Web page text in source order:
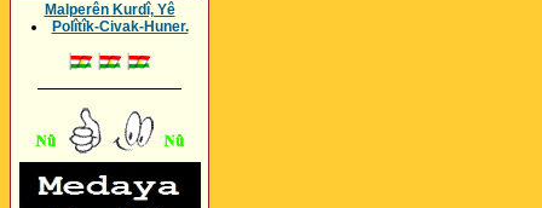
Malperên Kurdî, Yê
Polîtîk-Civak-Huner.